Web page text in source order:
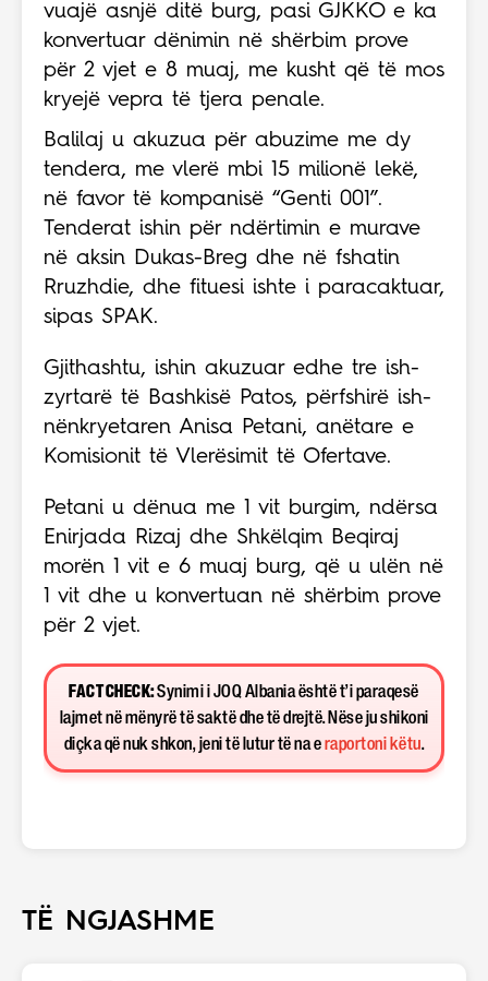
vuajë asnjë ditë burg, pasi GJKKO e ka
konvertuar dënimin në shërbim prove
për 2 vjet e 8 muaj, me kusht që të mos
kryejë vepra të tjera penale.
Balilaj u akuzua për abuzime me dy
tendera, me vlerë mbi 15 milionë lekë,
në favor të kompanisë “Genti 001”.
Tenderat ishin për ndërtimin e murave
në aksin Dukas-Breg dhe në fshatin
Rruzhdie, dhe fituesi ishte i paracaktuar,
sipas SPAK.
Gjithashtu, ishin akuzuar edhe tre ish-
zyrtarë të Bashkisë Patos, përfshirë ish-
nënkryetaren Anisa Petani, anëtare e
Komisionit të Vlerësimit të Ofertave.
Petani u dënua me 1 vit burgim, ndërsa
Enirjada Rizaj dhe Shkëlqim Beqiraj
morën 1 vit e 6 muaj burg, që u ulën në
1 vit dhe u konvertuan në shërbim prove
për 2 vjet.
FACT CHECK:Synimi i JOQ Albania është t’i paraqesë
lajmet në mënyrë të saktë dhe të drejtë. Nëse ju shikoni
diçka që nuk shkon, jeni të lutur të na e raportoni këtu.
TË NGJASHME